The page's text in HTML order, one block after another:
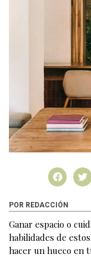
POR REDACCIÓN
Ganar espacio o
habilidades de
hacer un hueco en